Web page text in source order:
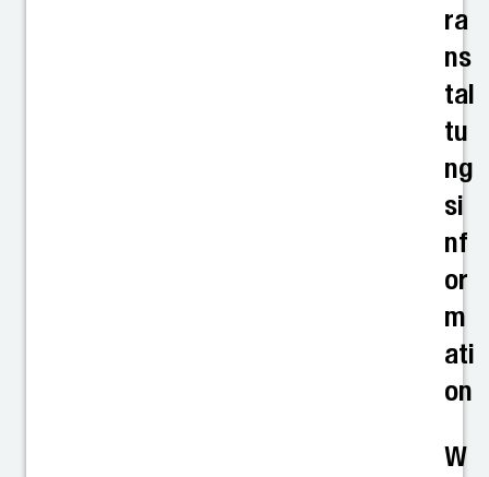
ra
ns
tal
tu
ng
si
nf
or
m
ati
on
W